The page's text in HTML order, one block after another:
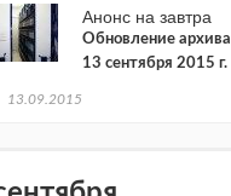
Анонс на завтра
Обновление архива
13 сентября 2015 г.
13.09.2015